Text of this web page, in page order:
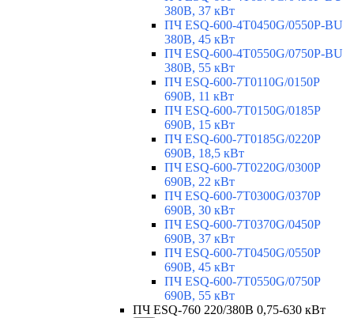
380В, 37 кВт
ПЧ ESQ-600-4T0450G/0550P-BU
380В, 45 кВт
ПЧ ESQ-600-4T0550G/0750P-BU
380В, 55 кВт
ПЧ ESQ-600-7T0110G/0150P
690В, 11 кВт
ПЧ ESQ-600-7T0150G/0185P
690В, 15 кВт
ПЧ ESQ-600-7T0185G/0220P
690В, 18,5 кВт
ПЧ ESQ-600-7T0220G/0300P
690В, 22 кВт
ПЧ ESQ-600-7T0300G/0370P
690В, 30 кВт
ПЧ ESQ-600-7T0370G/0450P
690В, 37 кВт
ПЧ ESQ-600-7T0450G/0550P
690В, 45 кВт
ПЧ ESQ-600-7T0550G/0750P
690В, 55 кВт
ПЧ ESQ-760 220/380В 0,75-630 кВт